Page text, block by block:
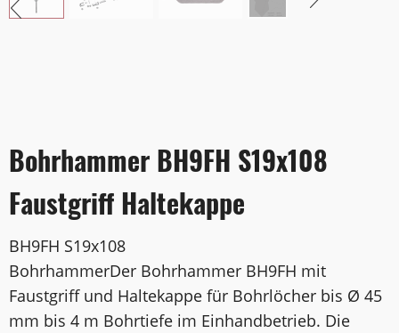
Bohrhammer BH9FH S19x108
Faustgriff Haltekappe
BH9FH S19x108
BohrhammerDer Bohrhammer BH9FH mit
Faustgriff und Haltekappe für Bohrlöcher bis Ø 45
mm bis 4 m Bohrtiefe im Einhandbetrieb. Die